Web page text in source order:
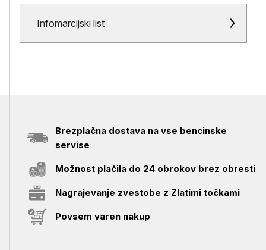
Dokumenti in priloge
Infomarcijski list
Brezplačna dostava na vse bencinske
servise
Možnost plačila do 24 obrokov brez obresti
Nagrajevanje zvestobe z Zlatimi točkami
Povsem varen nakup